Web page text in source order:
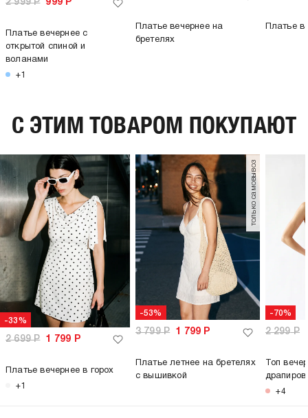
2 999Р 999 Р
Платье вечернее с
открытой спиной и
воланами
+1
Платье вечернее на
бретелях
Платье
C ЭТИМ ТОВАРОМ ПОКУПАЮТ
-33%
2 699Р 1 799 Р
Платье вечернее в горох
+1
-53%
только самовывоз
3 799Р 1 799 Р
Платье летнее на бретелях
с вышивкой
-70%
2 299Р
Топ
+4